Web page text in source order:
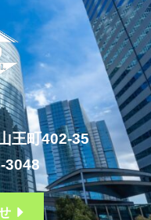
王町402-35
3048